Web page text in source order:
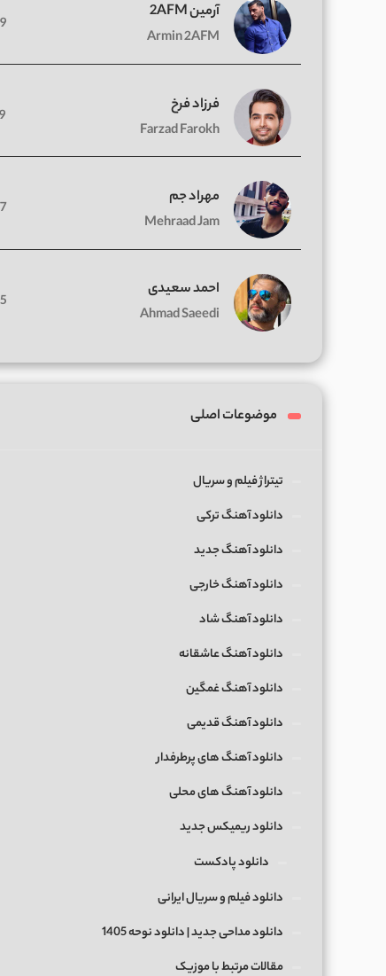
آرمین 2AFM
Armin 2AFM
فرزاد فرخ
Farzad Farokh
مهراد جم
Mehraad Jam
احمد سعیدی
Ahmad Saeedi
موضوعات اصلی
تیتراژ فیلم و سریال
دانلود آهنگ ترکی
دانلود آهنگ جدید
دانلود آهنگ خارجی
دانلود آهنگ شاد
دانلود آهنگ عاشقانه
دانلود آهنگ غمگین
دانلود آهنگ قدیمی
دانلود آهنگ های پرطرفدار
دانلود آهنگ های محلی
دانلود ریمیکس جدید
دانلود پادکست
دانلود فیلم و سریال ایرانی
دانلود مداحی جدید | دانلود نوحه 1405
مقالات مرتبط با موزیک